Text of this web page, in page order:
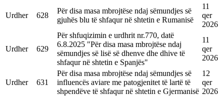
Urdher 628
Për disa masa mbrojtëse ndaj sëmundjes së
gjuhës blu të shfaqur në shtetin e Rumanisë
11
qer
2026
Urdher 629
Për shfuqizimin e urdhrit nr.770, datë
6.8.2025 "Për disa masa mbrojtëse ndaj
sëmundjes së lisë së dhenve dhe dhive të
shfaqur në shtetin e Spanjës"
11
qer
2026
Urdher 631
Për disa masa mbrojtëse ndaj sëmundjes së
influencës aviare me patogjenitet të lartë të
shpendëve të shfaqur në shtetin e Gjermanisë
12
qer
2026